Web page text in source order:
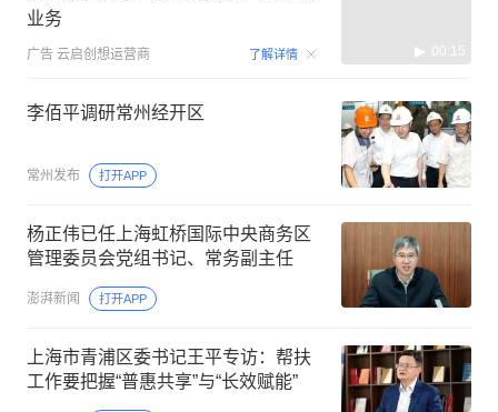
业务
广告 云启创想运营商 了解详情 00:15
李佰平调研常州经开区
常州发布 打开APP
杨正伟已任上海虹桥国际中央商务区
管理委员会党组书记、常务副主任
澎湃新闻 打开APP
上海市青浦区委书记王平专访：帮扶
工作要把握“普惠共享”与“长效赋能”